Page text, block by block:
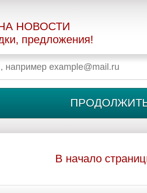
НОВОСТИ
предложения!
В начало